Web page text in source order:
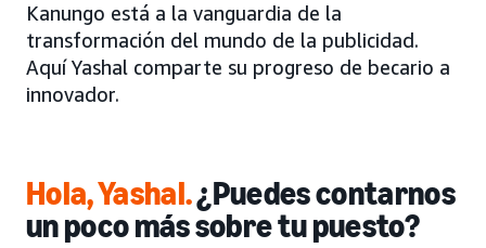
Kanungo está a la vanguardia de la
transformación del mundo de la publicidad.
Aquí Yashal comparte su progreso de becario a
innovador.
Hola, Yashal.¿Puedes contarnos
un poco más sobre tu puesto?